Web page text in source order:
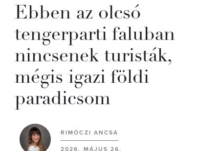
Ebben az olcsó
tengerparti faluban
nincsenek turisták,
mégis igazi földi
paradicsom
RIMÓCZI ANCSA
2026. MÁJUS 26.